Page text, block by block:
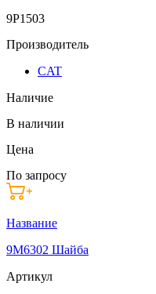
9P1503
Производитель
CAT
Наличие
В наличии
Цена
По запросу
Название
9M6302 Шайба
Артикул